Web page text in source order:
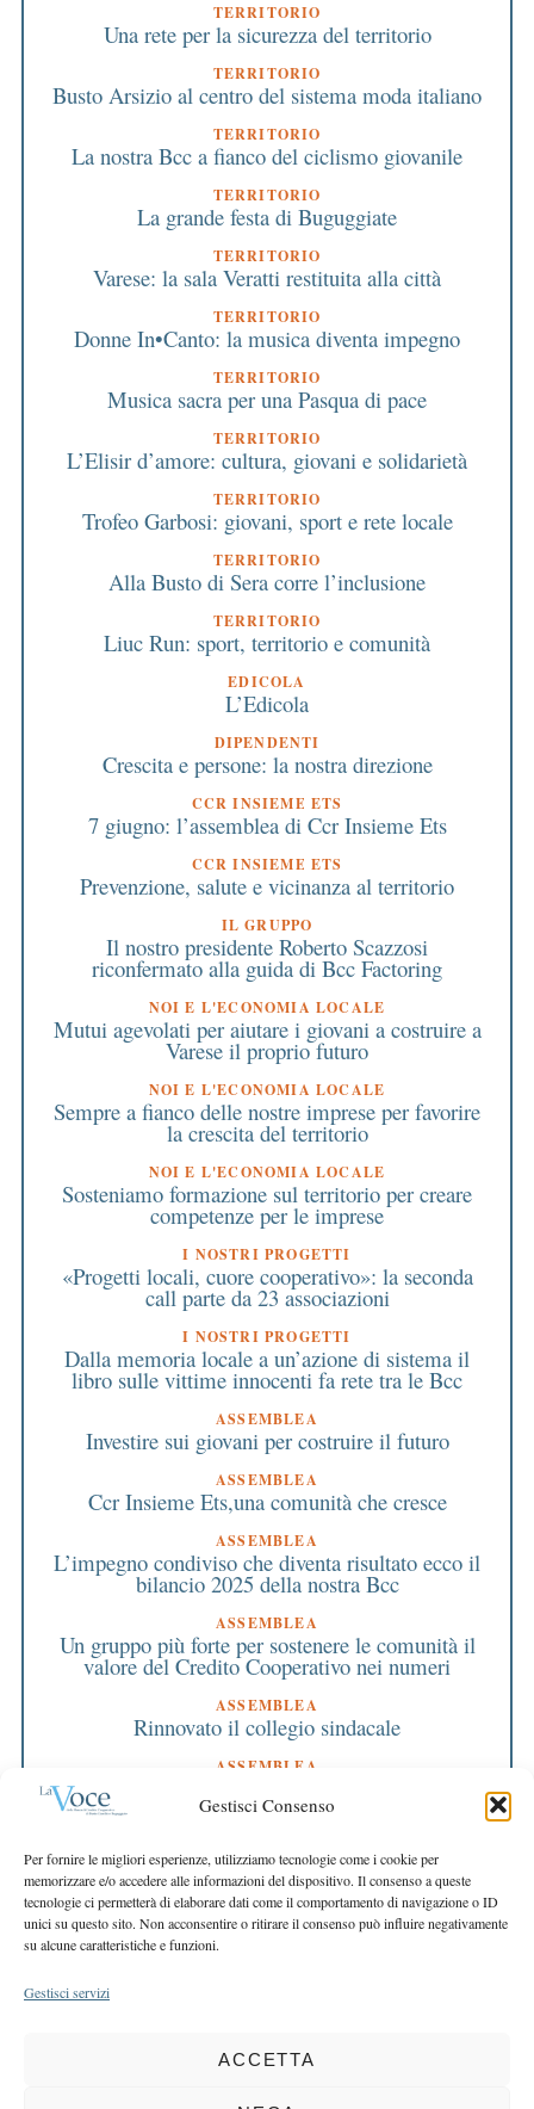
Gestisci Consenso
Per fornire le migliori esperienze, utilizziamo tecnologie come i cookie per
memorizzare e/o accedere alle informazioni del dispositivo. Il consenso a queste
tecnologie ci permetterà di elaborare dati come il comportamento di navigazione o ID
unici su questo sito. Non acconsentire o ritirare il consenso può influire negativamente
su alcune caratteristiche e funzioni.
Gestisci servizi
ACCETTA
TERRITORIO
Una rete per la sicurezza del territorio
TERRITORIO
Busto Arsizio al centro del sistema moda italiano
TERRITORIO
La nostra Bcc a fianco del ciclismo giovanile
TERRITORIO
La grande festa di Buguggiate
TERRITORIO
Varese: la sala Veratti restituita alla città
TERRITORIO
Donne In•Canto: la musica diventa impegno
TERRITORIO
Musica sacra per una Pasqua di pace
TERRITORIO
L’Elisir d’amore: cultura, giovani e solidarietà
TERRITORIO
Trofeo Garbosi: giovani, sport e rete locale
TERRITORIO
Alla Busto di Sera corre l’inclusione
TERRITORIO
Liuc Run: sport, territorio e comunità
EDICOLA
L’Edicola
DIPENDENTI
Crescita e persone: la nostra direzione
CCR INSIEME ETS
7 giugno: l’assemblea di Ccr Insieme Ets
CCR INSIEME ETS
Prevenzione, salute e vicinanza al territorio
IL GRUPPO
Il nostro presidente Roberto Scazzosi
riconfermato alla guida di Bcc Factoring
NOI E L'ECONOMIA LOCALE
Mutui agevolati per aiutare i giovani a costruire a
Varese il proprio futuro
NOI E L'ECONOMIA LOCALE
Sempre a fianco delle nostre imprese per favorire
la crescita del territorio
NOI E L'ECONOMIA LOCALE
Sosteniamo formazione sul territorio per creare
competenze per le imprese
I NOSTRI PROGETTI
«Progetti locali, cuore cooperativo»: la seconda
call parte da 23 associazioni
I NOSTRI PROGETTI
Dalla memoria locale a un’azione di sistema il
libro sulle vittime innocenti fa rete tra le Bcc
ASSEMBLEA
Investire sui giovani per costruire il futuro
ASSEMBLEA
Ccr Insieme Ets,una comunità che cresce
ASSEMBLEA
L’impegno condiviso che diventa risultato ecco il
bilancio 2025 della nostra Bcc
ASSEMBLEA
Un gruppo più forte per sostenere le comunità il
valore del Credito Cooperativo nei numeri
ASSEMBLEA
Rinnovato il collegio sindacale
ASSEMBLEA
Bilancio approvato all’unanimità e 2 milioni
destinati al territorio
EDITORIALE DIRETTORE
Crescere restando riconoscibili
EDITORIALE PRESIDENTE
Costruire futuro insieme
COPYRIGHT 2025 LA VOCE |PRIVACY